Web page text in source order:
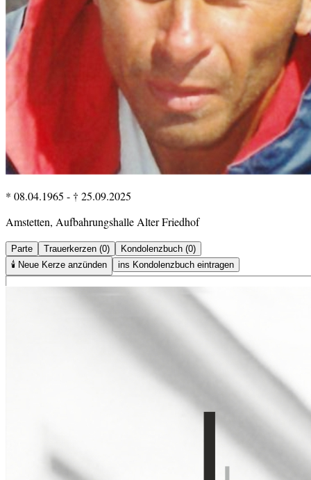
* 08.04.1965 - † 25.09.2025
Amstetten, Aufbahrungshalle Alter Friedhof
Parte Trauerkerzen (0)
Kondolenzbuch (0)
🕯️ Neue Kerze anzünden ins Kondolenzbuch eintragen